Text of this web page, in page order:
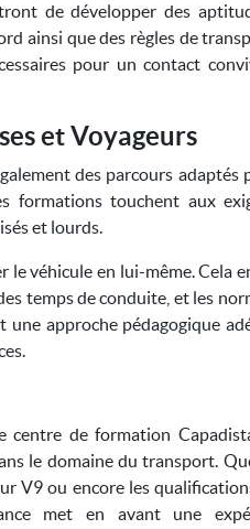
de développer des
ainsi que des règles de
pour un contact
et Voyageurs
des parcours adaptés
formations touchent aux
et lourds.
le véhicule en lui-même. Cela
temps de conduite, et les
une approche pédagogique
centre de formation
le domaine du transport.
V9 ou encore les
met en avant une